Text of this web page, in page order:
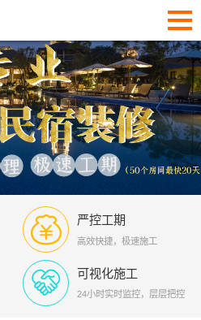
严控工期
高效快捷，极速施工
可视化施工
24小时实时监控，层层把控